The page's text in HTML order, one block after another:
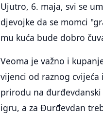
Ujutro, 6. maja, svi se
djevojke da se momci
mu kuća bude dobro
Veoma je važno i
vijenci od raznog
prirodu na
igru, a za Đurđevdan